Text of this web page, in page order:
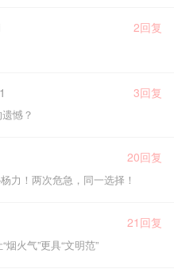
2回复
3回复
憾？
20回复
！两次危急，同一选择！
21回复
烟火气”更具“文明范”